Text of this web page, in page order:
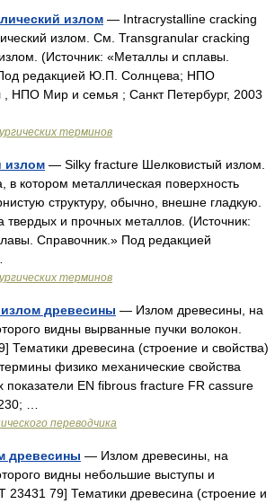
излом — Intracrystalline cracking
излом. См. Transgranular cracking
(Источник: «Металлы и сплавы.
редакцией Ю.П. Солнцева; НПО
НПО Мир и семья ; Санкт Петербург, 2003
терминов
излом — Silky fracture Шелковистый излом.
в котором металлическая поверхность
структуру, обычно, внешне гладкую.
твердых и прочных металлов. (Источник:
Справочник.» Под редакцией
терминов
древесины — Излом древесины, на
видны вырванные пучки волокон.
Тематики древесина (строение и свойства)
физико механические свойства
показатели EN fibrous fracture FR cassure
…
переводчика
древесины — Излом древесины, на
видны небольшие выступы и
23431 79] Тематики древесина (строение и